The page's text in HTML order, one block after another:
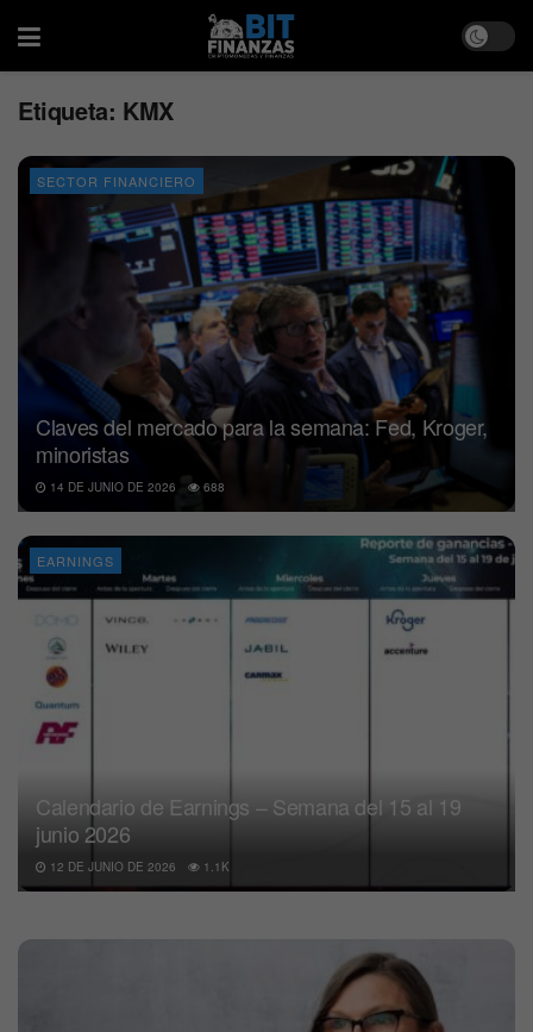
Etiqueta: KMX
SECTOR FINANCIERO
Claves del mercado para la semana: Fed, Kroger,
minoristas
14 DE JUNIO DE 2026 688
EARNINGS
Calendario de Earnings – Semana del 15 al 19
junio 2026
12 DE JUNIO DE 2026 1.1K